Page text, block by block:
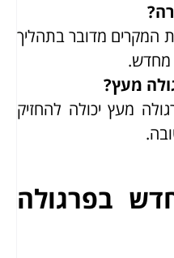
המקרים מדובר בתהליך
מחדש.
מעץ?
מעץ יכולה להחזיק
בפרגולה